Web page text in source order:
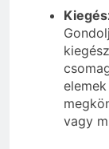
vagy